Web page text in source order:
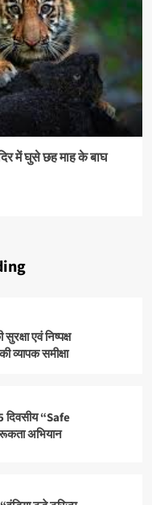
में घुसे छह माह के बाघ
एवं निष्पक्ष
व्यापक समीक्षा
दिवसीय “Safe
अभियान